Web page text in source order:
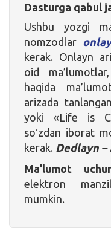
Dasturga qabul
Ushbu yozgi
nomzodlar
kerak. Onlayn
oid
haqida
arizada
yoki «Life is
soʻzdan iborat
kerak. Dedlayn –
Ma’lumot
elektron
mumkin.